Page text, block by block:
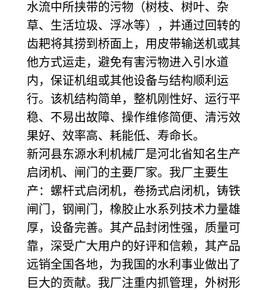
水流中所挟带的污物（树枝、树叶、杂
草、生活垃圾、浮冰等），并通过回转的
齿耙将其捞到桥面上，用皮带输送机或其
他方式运走，避免有害污物进入引水道
内，保证机组或其他设备与结构顺利运
行。该机结构简单，整机刚性好、运行平
稳、不易出故障、操作维修简便、清污效
果好、效率高、耗能低、寿命长。
新河县东源水利机械厂是河北省知名生产
启闭机、闸门的主要厂家。我厂主要生
产：螺杆式启闭机，卷扬式启闭机，铸铁
闸门，钢闸门，橡胶止水系列技术力量雄
厚，设备完善。其产品封闭性强，质量可
靠，深受广大用户的好评和信赖，其产品
远销全国各地，为我国的水利事业做出了
巨大的贡献。我厂注重内抓管理，外树形